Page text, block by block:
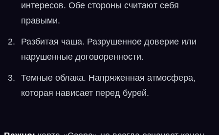
интересов. Обе стороны считают себя
правыми.
Разбитая чаша. Разрушенное доверие или
нарушенные договоренности.
Темные облака. Напряженная атмосфера,
которая нависает перед бурей.